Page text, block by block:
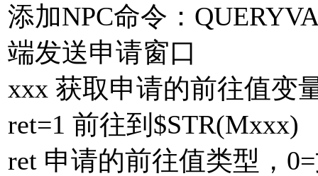
添加NPC命令：
端发送申请窗口
xxx 获取申请的前往值变
ret=1 前往到$STR(Mxxx)
ret 申请的前往值类型，